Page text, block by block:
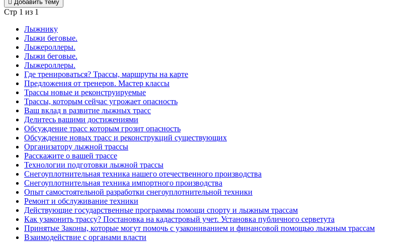
Добавить тему
Стр 1 из 1
Лыжнику
Лыжи беговые.
Лыжероллеры.
Лыжи беговые.
Лыжероллеры.
Где тренироваться? Трассы, маршруты на карте
Предложения от тренеров. Мастер классы
Трассы новые и реконструируемые
Трассы, которым сейчас угрожает опасность
Ваш вклад в развитие лыжных трасс
Делитесь вашими достижениями
Обсуждение трасс которым грозит опасность
Обсуждение новых трасс и реконструкций существующих
Организатору лыжной трассы
Расскажите о вашей трассе
Технологии подготовки лыжной трассы
Снегоуплотнительная техника нашего отечественного производства
Снегоуплотнительная техника импортного производства
Опыт самостоятельной разработки снегоуплотнительной техники
Ремонт и обслуживание техники
Действующие государственные программы помощи спорту и лыжным трассам
Как узаконить трассу? Постановка на кадастровый учет. Установка публичного серветута
Принятые Законы, которые могут помочь с узакониванием и финансовой помощью лыжным трассам
Взаимодействие с органами власти